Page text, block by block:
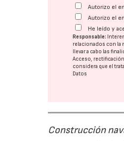
Autorizo el
Autorizo el
He leído y
Responsable:
relacionados con la
llevar a cabo las
Acceso,
considera que el
Datos
Construcción